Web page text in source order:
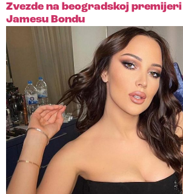
Zvezde na beogradskoj
Jamesu Bondu